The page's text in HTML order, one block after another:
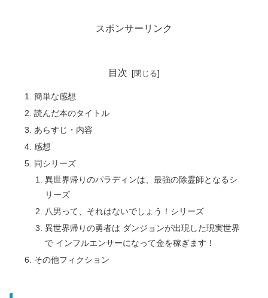
スポンサーリンク
目次
簡単な感想
読んだ本のタイトル
あらすじ・内容
感想
同シリーズ
異世界帰りのパラディンは、最強の除霊師となるシ
リーズ
八男って、それはないでしょう！シリーズ
異世界帰りの勇者は ダンジョンが出現した現実世界
で インフルエンサーになって金を稼ぎます！
その他フィクション